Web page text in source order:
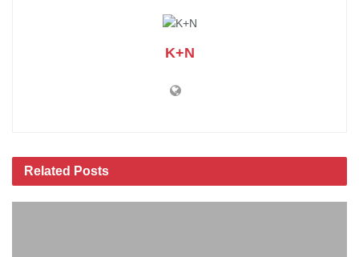
K+N
Related Posts